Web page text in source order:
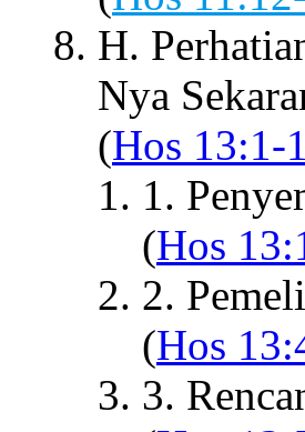
H.
Nya
(Hos 13:1-
1.
(Hos
2.
(Hos
3.